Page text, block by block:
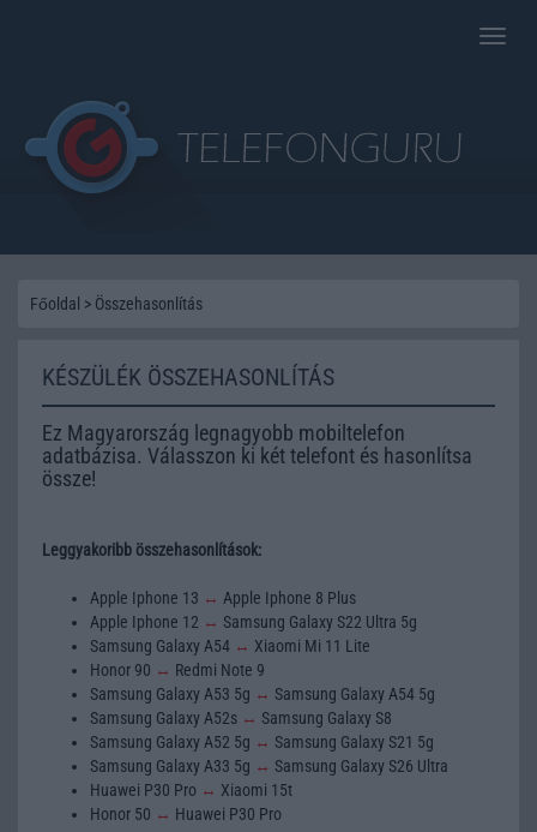
Toggle
Főoldal > Összehasonlítás
KÉSZÜLÉK ÖSSZEHASONLÍTÁS
Ez Magyarország legnagyobb mobiltelefon
adatbázisa. Válasszon ki két telefont és hasonlítsa
össze!
Leggyakoribb összehasonlítások:
Apple Iphone 13 ↔ Apple Iphone 8 Plus
Apple Iphone 12 ↔ Samsung Galaxy S22 Ultra 5g
Samsung Galaxy A54 ↔ Xiaomi Mi 11 Lite
Honor 90 ↔ Redmi Note 9
Samsung Galaxy A53 5g ↔ Samsung Galaxy A54 5g
Samsung Galaxy A52s ↔ Samsung Galaxy S8
Samsung Galaxy A52 5g ↔ Samsung Galaxy S21 5g
Samsung Galaxy A33 5g ↔ Samsung Galaxy S26 Ultra
Huawei P30 Pro ↔ Xiaomi 15t
Honor 50 ↔ Huawei P30 Pro